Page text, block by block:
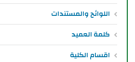
اللوائح والمستندات
كلمة العميد
اقسام الكلية